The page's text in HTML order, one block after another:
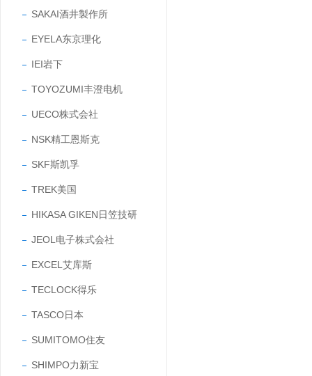
SAKAI酒井製作所
EYELA东京理化
IEI岩下
TOYOZUMI丰澄电机
UECO株式会社
NSK精工恩斯克
SKF斯凯孚
TREK美国
HIKASA GIKEN日笠技研
JEOL电子株式会社
EXCEL艾库斯
TECLOCK得乐
TASCO日本
SUMITOMO住友
SHIMPO力新宝